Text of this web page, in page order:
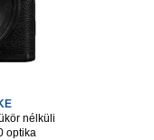
nélküli
optika